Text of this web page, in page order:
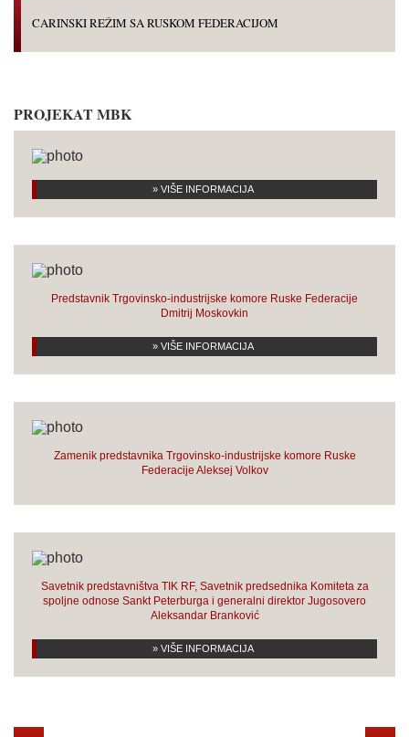
CARINSKI REŽIM SA RUSKOM FEDERACIJOM
PROJEKAT MBK
» VIŠE INFORMACIJA
Predstavnik Trgovinsko-industrijske komore Ruske Federacije
Dmitrij Moskovkin
» VIŠE INFORMACIJA
Zamenik predstavnika Trgovinsko-industrijske komore Ruske
Federacije Aleksej Volkov
Savetnik predstavništva TIK RF, Savetnik predsednika Komiteta za
spoljne odnose Sankt Peterburga i generalni direktor Jugosovero
Aleksandar Branković
» VIŠE INFORMACIJA